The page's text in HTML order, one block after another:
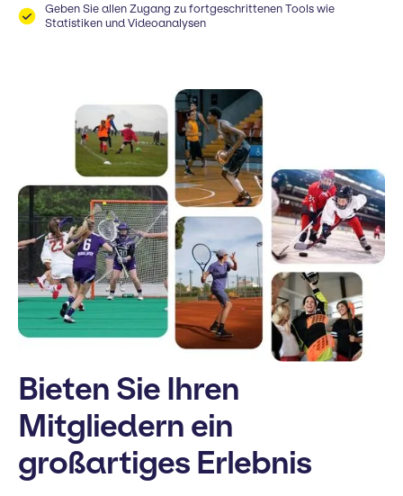
Geben Sie allen Zugang zu fortgeschrittenen Tools wie
Statistiken und Videoanalysen
Bieten Sie Ihren
Mitgliedern ein
großartiges Erlebnis